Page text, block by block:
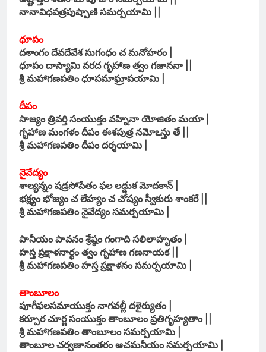
నానావిధపత్రపుష్పాణి సమర్పయామి ||
ధూపం
దశాంగం దేవదేవేశ సుగంధం చ మనోహరం |
ధూపం దాస్యామి వరద గృహాణ త్వం గజాననా ||
శ్రీ మహాగణపతిం ధూపమాఘ్రాపయామి |
దీపం
సాజ్యం త్రివర్తి సంయుక్తం వహ్నినా యోజితం మయా |
గృహాణ మంగళం దీపం ఈశపుత్ర నమోఽస్తు తే ||
శ్రీ మహాగణపతిం దీపం దర్శయామి |
నైవేద్యం
శాల్యన్నం షడ్రసోపేతం ఫల లడ్డుక మోదకాన్ |
భక్ష్యం భోజ్యం చ లేహ్యం చ చోష్యం స్వీకురు శాంకరే ||
శ్రీ మహాగణపతిం నైవేద్యం సమర్పయామి |
పానీయం పావనం శ్రేష్ఠం గంగాది సలిలాహృతం |
హస్త ప్రక్షాళనార్థం త్వం గృహాణ గణనాయక ||
శ్రీ మహాగణపతిం హస్త ప్రక్షాళనం సమర్పయామి |
తాంబూలం
పూగీఫలసమాయుక్తం నాగవల్లీ దళైర్యుతం |
కర్పూర చూర్ణ సంయుక్తం తాంబూలం ప్రతిగృహ్యతాం ||
శ్రీ మహాగణపతిం తాంబూలం సమర్పయామి |
తాంబూల చర్వణానంతరం ఆచమనీయం సమర్పయామి |